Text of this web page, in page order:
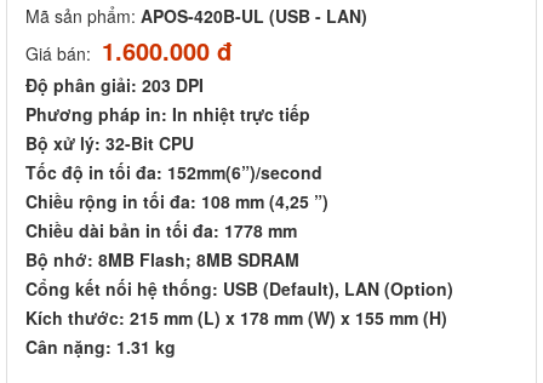
Mã sản phẩm: APOS-420B-UL (USB - LAN)
Giá bán: 1.600.000 đ
Độ phân giải: 203 DPI
Phương pháp in: In nhiệt trực tiếp
Bộ xử lý: 32-Bit CPU
Tốc độ in tối đa: 152mm(6”)/second
Chiều rộng in tối đa: 108 mm (4,25 ”)
Chiều dài bản in tối đa: 1778 mm
Bộ nhớ: 8MB Flash; 8MB SDRAM
Cổng kết nối hệ thống: USB (Default), LAN (Option)
Kích thước: 215 mm (L) x 178 mm (W) x 155 mm (H)
Cân nặng: 1.31 kg